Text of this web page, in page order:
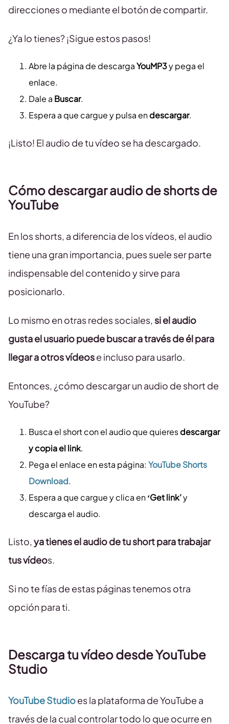
direcciones o mediante el botón de compartir.
¿Ya lo tienes? ¡Sigue estos pasos!
Abre la página de descargaYouMP3y pega el
enlace.
Dale a Buscar.
Espera a que cargue y pulsa endescargar.
¡Listo! El audio de tu vídeo se ha descargado.
Cómo descargar audio de shorts de
YouTube
En los shorts, a diferencia de los vídeos, el audio
tiene una gran importancia, pues suele ser parte
indispensable del contenido y sirve para
posicionarlo.
Lo mismo en otras redes sociales, si el audio
gusta el usuario puede buscar a través de él para
llegar a otros vídeose incluso para usarlo.
Entonces, ¿cómo descargar un audio de short de
YouTube?
Busca el short con el audio que quieresdescargar
y copia el link.
Pega el enlace en esta página: YouTube Shorts
Download.
Espera a que cargue y clica en‘Get link’y
descarga el audio.
Listo,ya tienes el audio de tu short para trabajar
tus vídeos.
Si no te fías de estas páginas tenemos otra
opción para ti.
Descarga tu vídeo desde YouTube
Studio
YouTube Studioes la plataforma de YouTube a
través de la cual controlar todo lo que ocurre en